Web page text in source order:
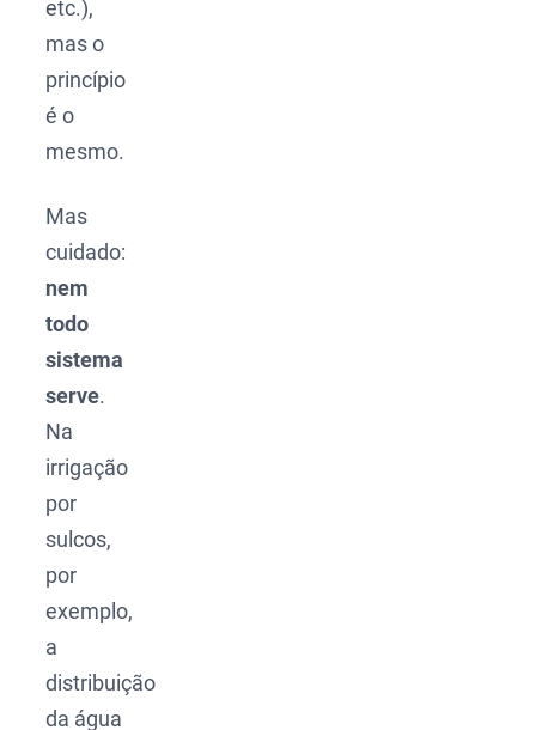
etc.),
mas o
princípio
é o
mesmo.
Mas
cuidado:
nem
todo
sistema
serve.
Na
irrigação
por
sulcos,
por
exemplo,
a
distribuição
da água